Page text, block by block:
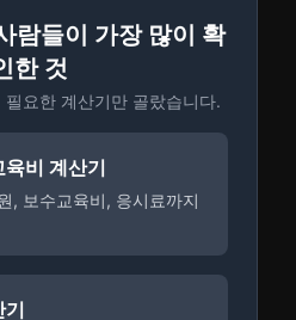
람들이 가장 많이 확
한 것
요한 계산기만 골랐습니다.
비 계산기
, 보수교육비, 응시료까지
기